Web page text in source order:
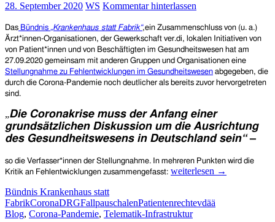
einer
Lage
von
nationaler
Tragweite“
28. September 2020 WS Kommentar hinterlassen
Das Bündnis „Krankenhaus statt Fabrik“,ein Zusammenschluss von (u. a.)
Ärzt*innen-Organisationen, der Gewerkschaft ver.di, lokalen Initiativen von
von Patient*innen und von Beschäftigten im Gesundheitswesen hat am
27.09.2020 gemeinsam mit anderen Gruppen und Organisationen eine
Stellungnahme zu Fehlentwicklungen im Gesundheitswesen abgegeben, die
durch die Corona-Pandemie noch deutlicher als bereits zuvor hervorgetreten
sind.
„Die Coronakrise muss der Anfang einer
grundsätzlichen Diskussion um die Ausrichtung
des Gesundheitswesens in Deutschland sein“–
so die Verfasser*innen der Stellungnahme. In mehreren Punkten wird die
Kritik an Fehlentwicklungen zusammengefasst: Die
muss
Konsequenzen
weiterlesen →
Bündnis Krankenhaus statt
FabrikCoronaDRGFallpauschalenPatientenrechtevdää
Blog, Corona-Pandemie, Telematik-Infrastruktur